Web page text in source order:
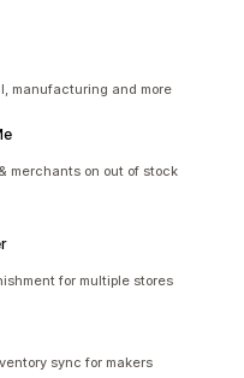
manufacturing and more
merchants on out of stock
for multiple stores
sync for makers